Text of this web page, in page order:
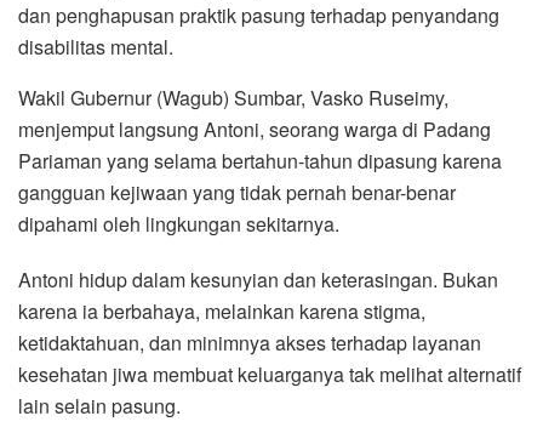
dan penghapusan praktik pasung terhadap penyandang
disabilitas mental.
Wakil Gubernur (Wagub) Sumbar, Vasko Ruseimy,
menjemput langsung Antoni, seorang warga di Padang
Pariaman yang selama bertahun-tahun dipasung karena
gangguan kejiwaan yang tidak pernah benar-benar
dipahami oleh lingkungan sekitarnya.
Antoni hidup dalam kesunyian dan keterasingan. Bukan
karena ia berbahaya, melainkan karena stigma,
ketidaktahuan, dan minimnya akses terhadap layanan
kesehatan jiwa membuat keluarganya tak melihat alternatif
lain selain pasung.